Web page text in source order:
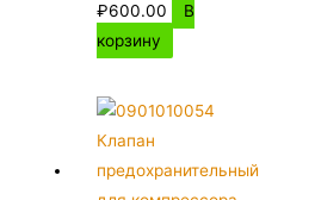
₽600.00
В
корзину